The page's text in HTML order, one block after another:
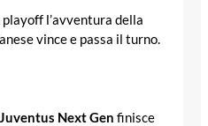
l’avventura della
vince e passa il turno.
Juventus Next Gen finisce